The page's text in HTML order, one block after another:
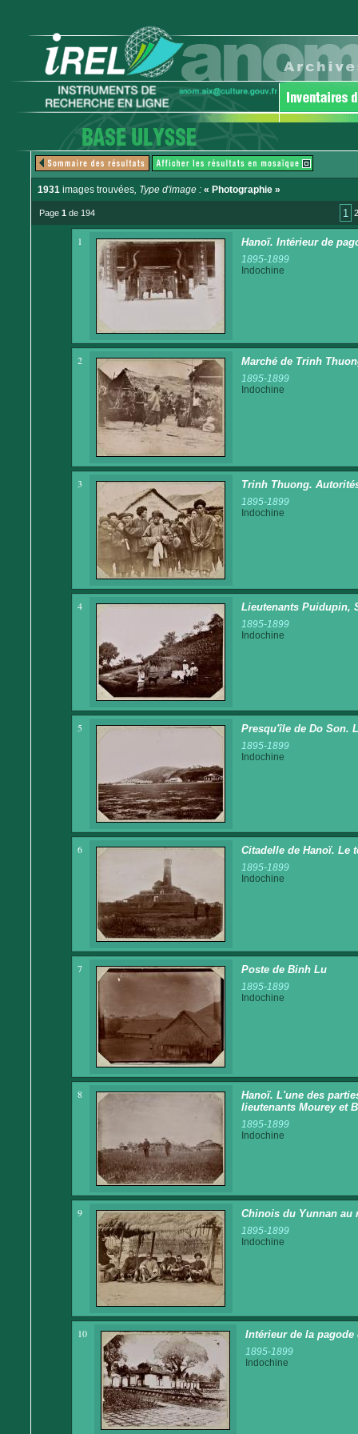
1931 images trouvées, Type d'image : « Photographie »
Page 1 de 194 1 2
1 Hanoï. Intérieur de
1895-1899
Indochine
2 Marché de Trinh
1895-1899
Indochine
3 Trinh Thuong.
1895-1899
Indochine
4 Lieutenants Puidupin,
1895-1899
Indochine
5 Presqu'île de Do Son.
1895-1899
Indochine
6 Citadelle de Hanoï. Le
1895-1899
Indochine
7 Poste de Binh Lu
1895-1899
Indochine
8
Hanoï. L'une des
lieutenants Mourey et
1895-1899
Indochine
9 Chinois du Yunnan au
1895-1899
Indochine
10 Intérieur de la
1895-1899
Indochine